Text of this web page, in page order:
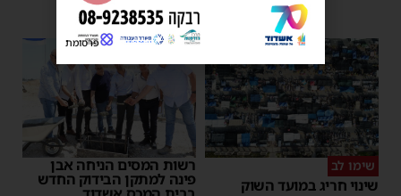
שימו לב
שינוי חריג במועד השוק
רשות המסים הניחה אבן
פינה למתקן הבידוק החדש
פרסומת